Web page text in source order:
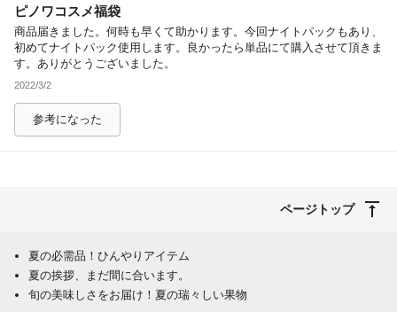
ピノワコスメ福袋
商品届きました。何時も早くて助かります。今回ナイトパックもあり、
初めてナイトパック使用します。良かったら単品にて購入させて頂きま
す。ありがとうございました。
2022/3/2
参考になった
ページトップ
夏の必需品！ひんやりアイテム
夏の挨拶、まだ間に合います。
旬の美味しさをお届け！夏の瑞々しい果物